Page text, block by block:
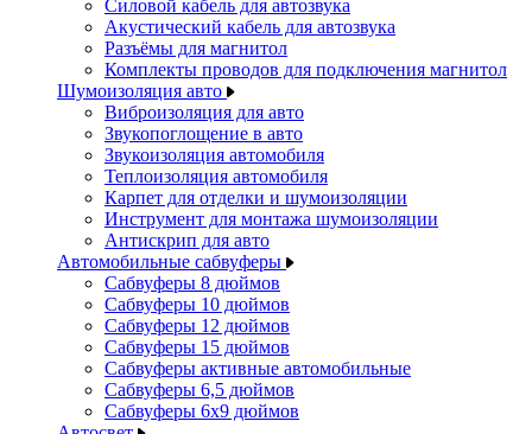
Силовой кабель для автозвука
Акустический кабель для автозвука
Разъёмы для магнитол
Комплекты проводов для подключения магнитол
Шумоизоляция авто
Виброизоляция для авто
Звукопоглощение в авто
Звукоизоляция автомобиля
Теплоизоляция автомобиля
Карпет для отделки и шумоизоляции
Инструмент для монтажа шумоизоляции
Антискрип для авто
Автомобильные сабвуферы
Сабвуферы 8 дюймов
Сабвуферы 10 дюймов
Сабвуферы 12 дюймов
Сабвуферы 15 дюймов
Сабвуферы активные автомобильные
Сабвуферы 6,5 дюймов
Сабвуферы 6x9 дюймов